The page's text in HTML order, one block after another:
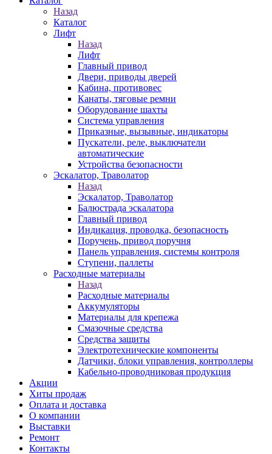
Назад
Каталог
Лифт
Назад
Лифт
Главный привод
Двери, приводы дверей
Кабина, противовес
Канаты, тяговые ремни
Оборудование шахты
Система управления
Приказные, вызывные, индикаторы
Пускатели, реле, выключатели
автоматические
Устройства безопасности
Эскалатор, Траволатор
Назад
Эскалатор, Траволатор
Балюстрада эскалатора
Главный привод
Индикация, проводка, безопасность
Поручень, привод поручня
Панель управления, системы контроля
Ступени, паллеты
Расходные материалы
Назад
Расходные материалы
Аккумуляторы
Материалы для крепежа
Смазочные средства
Средства защиты
Электротехнические компоненты
Датчики, блоки управления, контроллеры
Кабельно-проводниковая продукция
Акции
Хиты продаж
Оплата и доставка
О компании
Выставки
Ремонт
Контакты